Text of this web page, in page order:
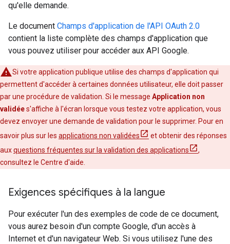
qu'elle demande.
Le document Champs d'application de l'API OAuth 2.0
contient la liste complète des champs d'application que
vous pouvez utiliser pour accéder aux API Google.
Si votre application publique utilise des champs d'application qui
permettent d'accéder à certaines données utilisateur, elle doit passer
par une procédure de validation. Si le message Application non
validées'affiche à l'écran lorsque vous testez votre application, vous
devez envoyer une demande de validation pour le supprimer. Pour en
savoir plus sur les applications non validées
et obtenir des réponses
auxquestions fréquentes sur la validation des applications
,
consultez le Centre d'aide.
Exigences spécifiques à la langue
Pour exécuter l'un des exemples de code de ce document,
vous aurez besoin d'un compte Google, d'un accès à
Internet et d'un navigateur Web. Si vous utilisez l'une des